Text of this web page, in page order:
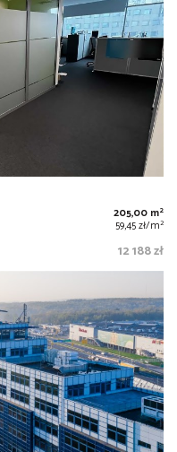
205,00 m2
59,45 zł/m2
12 188 zł